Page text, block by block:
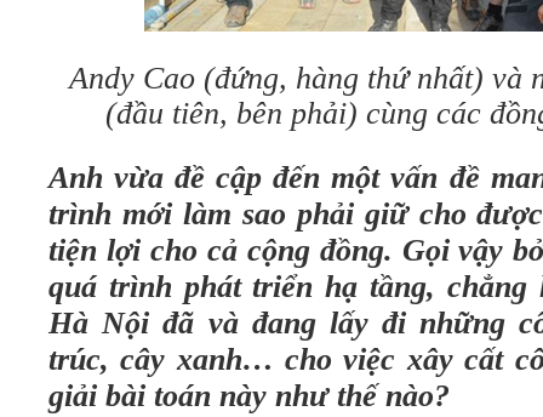
Andy Cao (đứng, hàng thứ nhất) và
(đầu tiên, bên phải) cùng các
Anh vừa đề cập đến một vấn đề
trình mới làm sao phải giữ cho
tiện lợi cho cả cộng đồng. Gọi vậy
quá trình phát triển hạ tầng, chẳng
Hà Nội đã và đang lấy đi những
trúc, cây xanh… cho việc xây cất
giải bài toán này như thế nào?